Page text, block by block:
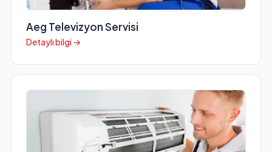
Aeg Televizyon Servisi
Detaylı bilgi →